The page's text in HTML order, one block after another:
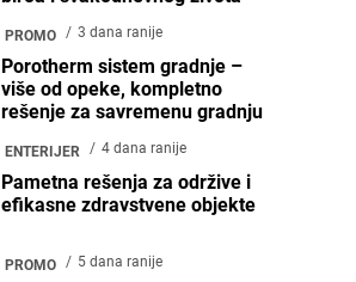
PROMO 3 dana ranije
Porotherm sistem gradnje –
više od opeke, kompletno
rešenje za savremenu gradnju
ENTERIJER 4 dana ranije
Pametna rešenja za održive i
efikasne zdravstvene objekte
PROMO 5 dana ranije